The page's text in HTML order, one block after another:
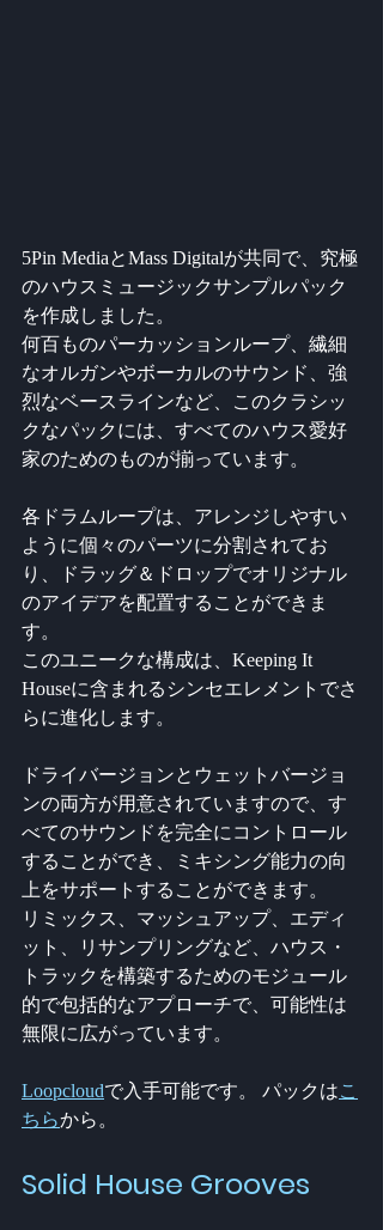
5Pin MediaとMass Digitalが共同で、究極
のハウスミュージックサンプルパック
を作成しました。
何百ものパーカッションループ、繊細
なオルガンやボーカルのサウンド、強
烈なベースラインなど、このクラシッ
クなパックには、すべてのハウス愛好
家のためのものが揃っています。
各ドラムループは、アレンジしやすい
ように個々のパーツに分割されてお
り、ドラッグ＆ドロップでオリジナル
のアイデアを配置することができま
す。
このユニークな構成は、Keeping It
Houseに含まれるシンセエレメントでさ
らに進化します。
ドライバージョンとウェットバージョ
ンの両方が用意されていますので、す
べてのサウンドを完全にコントロール
することができ、ミキシング能力の向
上をサポートすることができます。
リミックス、マッシュアップ、エディ
ット、リサンプリングなど、ハウス・
トラックを構築するためのモジュール
的で包括的なアプローチで、可能性は
無限に広がっています。
Loopcloudで入手可能です。 パックはこ
ちらから。
Solid House Grooves